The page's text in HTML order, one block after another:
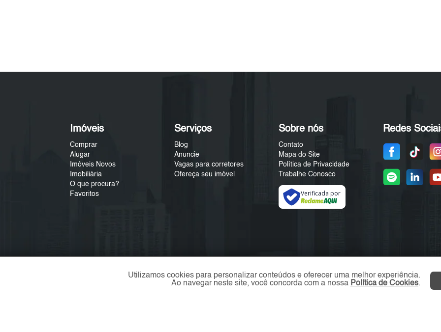
Imóveis
Comprar
Alugar
Imóveis Novos
Imobiliária
O que procura?
Favoritos
Serviços
Blog
Anuncie
Vagas para corretores
Ofereça seu imóvel
Sobre nós
Contato
Mapa do Site
Política de Privacidade
Trabalhe Conosco
Verificada por
Redes
Utilizamos cookies para personalizar conteúdos e oferecer uma melhor experiência.
Ao navegar neste site, você concorda com a nossa Política de Cookies.